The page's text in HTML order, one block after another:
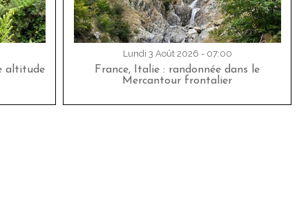
altitude
Lundi 3 Août 2026 - 07:00
France, Italie : randonnée dans le
Mercantour frontalier